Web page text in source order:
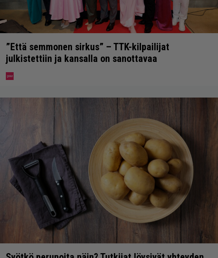
”Että semmonen sirkus” – TTK-kilpailijat
julkistettiin ja kansalla on sanottavaa